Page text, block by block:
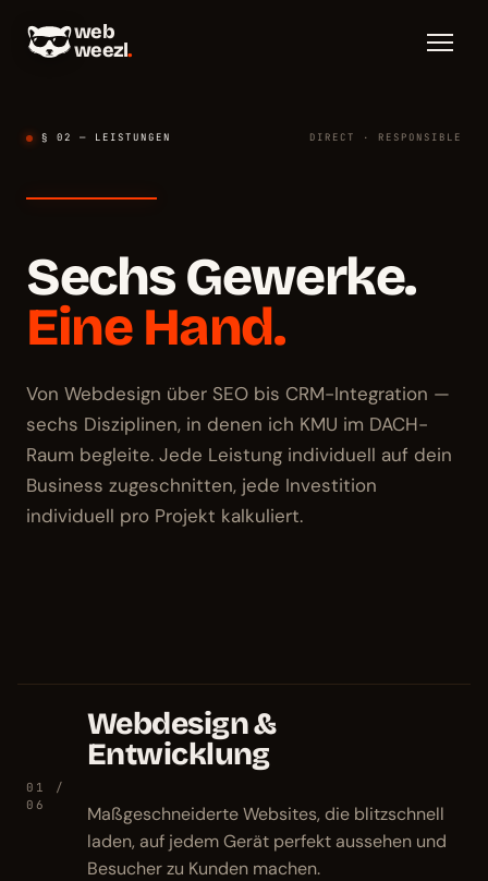
web
weezl.
§ 02 — LEISTUNGEN DIRECT · RESPONSIBLE
Sechs Gewerke.
Eine Hand.
Von Webdesign über SEO bis CRM-Integration —
sechs Disziplinen, in denen ich KMU im DACH-
Raum begleite. Jede Leistung individuell auf dein
Business zugeschnitten, jede Investition
individuell pro Projekt kalkuliert.
01 /
06
Webdesign &
Entwicklung
Maßgeschneiderte Websites, die blitzschnell
laden, auf jedem Gerät perfekt aussehen und
Besucher zu Kunden machen.